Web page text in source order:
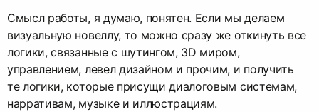
Смысл работы, я думаю, понятен. Если мы делаем
визуальную новеллу, то можно сразу же откинуть все
логики, связанные с шутингом, 3D миром,
управлением, левел дизайном и прочим, и получить
те логики, которые присущи диалоговым системам,
нарративам, музыке и иллюстрациям.